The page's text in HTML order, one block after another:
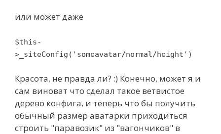
или может даже
$this-
>_siteConfig('someavatar/normal/height')
Красота, не правда ли? :) Конечно, может я и
сам виноват что сделал такое ветвистое
дерево конфига, и теперь что бы получить
обычный размер аватарки приходиться
строить "паравозик" из "вагончиков" в